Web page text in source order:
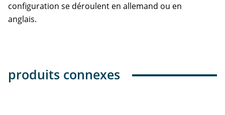
configuration se déroulent en allemand ou en
anglais.
produits connexes